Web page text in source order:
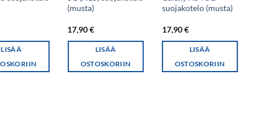
LISÄÄ
(musta)
17,90€
LISÄÄ
OSTOSKORIIN
suojakotelo (musta)
17,90€
LISÄÄ
OSTOSKORIIN